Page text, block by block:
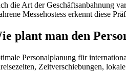
die Art der Geschäftsanbahnung
Messehostess erkennt diese
plant man den
Personalplanung für
Zeitverschiebungen,